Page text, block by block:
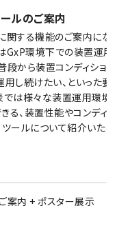
ルのご案内
する機能のご案内にな
GxP環境下での装置運用
から装置コンディション
し続けたい、といった要
では様々な装置運用環境
、装置性能やコンディシ
ールについて紹介いたし
案内 + ポスター展示